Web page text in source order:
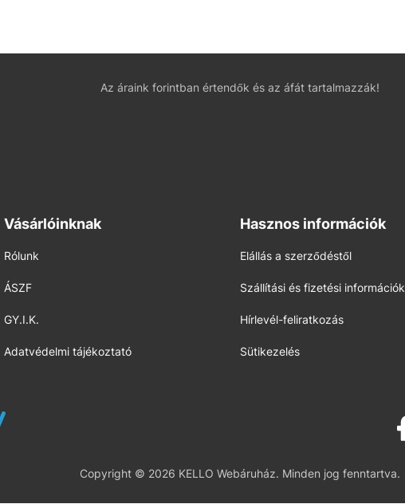
Az áraink forintban értendők és az áfát tartalmazzák!
Vásárlóinknak
Rólunk
ÁSZF
GY.I.K.
Adatvédelmi tájékoztató
Hasznos információk
Elállás a szerződéstől
Szállítási és fizetési információk
Hírlevél-feliratkozás
Sütikezelés
Copyright © 2026 KELLO Webáruház. Minden jog fenntartva.